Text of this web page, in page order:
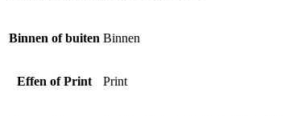
Binnen of buiten Binnen
Effen of Print Print